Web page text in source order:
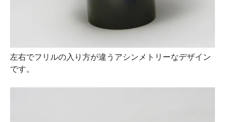
左右でフリルの入り方が違うアシンメトリーなデザイン
です。